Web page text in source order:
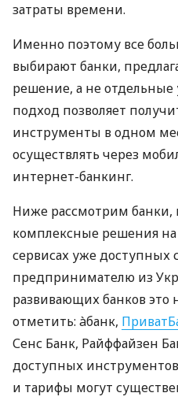
затраты времени.
Именно поэтому все
выбирают банки,
решение, а не
подход позволяет
инструменты в одном
осуществлять через
интернет-банкинг.
Ниже рассмотрим банки,
комплексные решения на
сервисах уже доступных
предпринимателю из
развивающих банков это
отметить: àбанк,
Сенс Банк, Райффайзен
доступных
и тарифы могут